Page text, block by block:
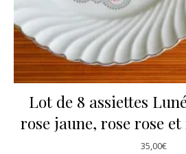
Lot de 8 assiettes
rose jaune, rose rose
35,00€